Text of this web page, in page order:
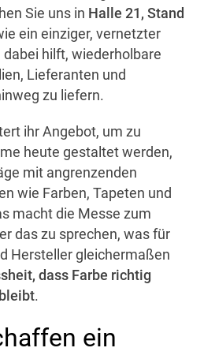
Sie uns in Halle 21, Stand
ein einziger, vernetzter
hilft, wiederholbare
Lieferanten und
zu liefern.
ihr Angebot, um zu
heute gestaltet werden,
mit angrenzenden
wie Farben, Tapeten und
macht die Messe zum
das zu sprechen, was für
Hersteller gleichermaßen
dass Farbe richtig
.
ein